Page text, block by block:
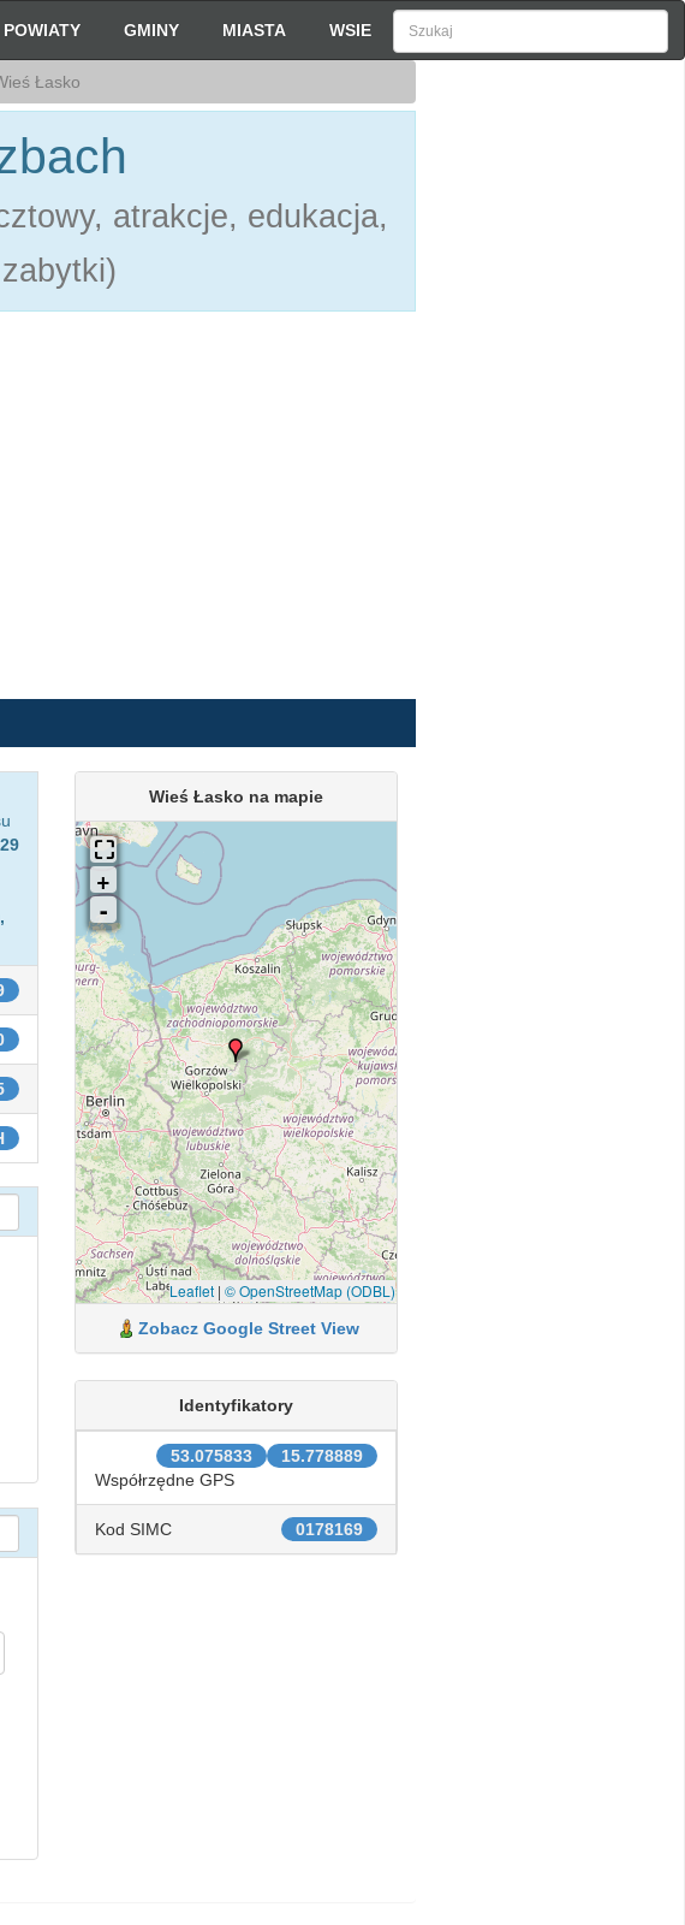
POWIATY GMINY MIASTA WSIE
Łasko
atrakcje, edukacja,
Wieś Łasko na mapie
Leaflet| © OpenStreetMap (ODBL)
Zobacz Google Street View
Identyfikatory
15.778889
53.075833
Współrzędne GPS
0178169
Kod SIMC